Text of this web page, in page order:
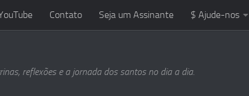
Contato Seja um Assinante $ Ajude-nos
reflexões e a jornada dos santos no dia a dia.